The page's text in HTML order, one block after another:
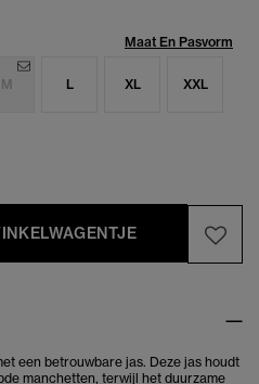
Maat En Pasvorm
M L XL XXL
een betrouwbare jas. Deze jas houdt
manchetten, terwijl het duurzame